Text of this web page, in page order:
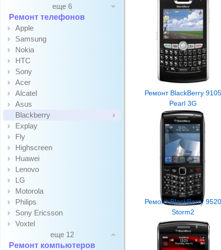
еще 6
Ремонт телефонов
Apple
Samsung
Nokia
HTC
Sony
Acer
Alcatel
Asus
Blackberry
Explay
Fly
Highscreen
Huawei
Lenovo
LG
Motorola
Philips
Sony Ericsson
Voxtel
еще 12
Ремонт компьютеров
Ремонт BlackBerry 9105
Pearl 3G
Ремонт BlackBerry 9520
Storm2